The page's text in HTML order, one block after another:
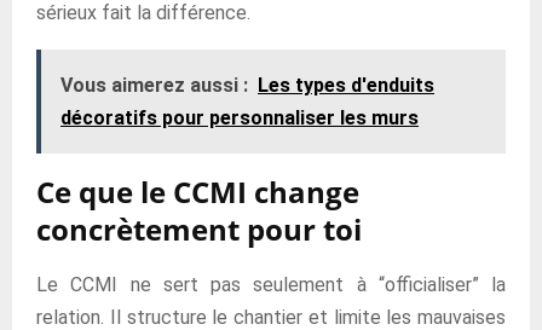
sérieux fait la différence.
Vous aimerez aussi : Les types d'enduits
décoratifs pour personnaliser les murs
Ce que le CCMI change
concrètement pour toi
Le CCMI ne sert pas seulement à “officialiser” la
relation. Il structure le chantier et limite les mauvaises